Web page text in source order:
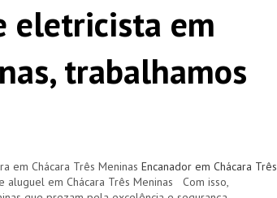
eletricista em
trabalhamos
em Chácara Três Meninas Encanador em Chácara Três
aluguel em Chácara Três Meninas Com isso,